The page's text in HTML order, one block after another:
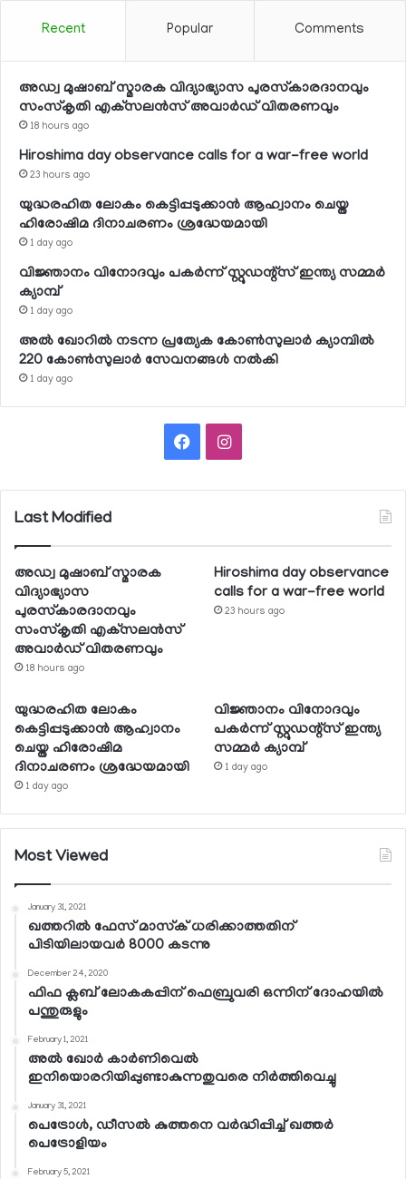
Recent Popular Comments
അഡ്വ മുഷാബ് സ്മാരക വിദ്യാഭ്യാസ പുരസ്‌കാരദാനവും
സംസ്‌കൃതി എക്‌സലന്‍സ് അവാര്‍ഡ് വിതരണവും
18 hours ago
Hiroshima day observance calls for a war-free world
23 hours ago
യുദ്ധരഹിത ലോകം കെട്ടിപ്പടുക്കാന്‍ ആഹ്വാനം ചെയ്ത
ഹിരോഷിമ ദിനാചരണം ശ്രദ്ധേയമായി
1 day ago
വിജ്ഞാനം വിനോദവും പകര്‍ന്ന് സ്റ്റുഡന്റ്‌സ് ഇന്ത്യ സമ്മര്‍
ക്യാമ്പ്
1 day ago
അല്‍ ഖോറില്‍ നടന്ന പ്രത്യേക കോണ്‍സുലാര്‍ ക്യാമ്പില്‍
220 കോണ്‍സുലാര്‍ സേവനങ്ങള്‍ നല്‍കി
1 day ago
FacebookInstagram
Last Modified
അഡ്വ മുഷാബ് സ്മാരക
വിദ്യാഭ്യാസ
പുരസ്‌കാരദാനവും
സംസ്‌കൃതി എക്‌സലന്‍സ്
അവാര്‍ഡ് വിതരണവും
18 hours ago
Hiroshima day observance
calls for a war-free world
23 hours ago
യുദ്ധരഹിത ലോകം
കെട്ടിപ്പടുക്കാന്‍ ആഹ്വാനം
ചെയ്ത ഹിരോഷിമ
ദിനാചരണം ശ്രദ്ധേയമായി
1 day ago
വിജ്ഞാനം വിനോദവും
പകര്‍ന്ന് സ്റ്റുഡന്റ്‌സ് ഇന്ത്യ
സമ്മര്‍ ക്യാമ്പ്
1 day ago
Most Viewed
January 31, 2021
ഖത്തറില്‍ ഫേസ് മാസ്‌ക് ധരിക്കാത്തതിന്
പിടിയിലായവര്‍ 8000 കടന്നു
December 24, 2020
ഫിഫ ക്ലബ് ലോകകപ്പിന് ഫെബ്രുവരി ഒന്നിന് ദോഹയില്‍
പന്തുരുളും
February 1, 2021
അല്‍ ഖോര്‍ കാര്‍ണിവെല്‍
ഇനിയൊരറിയിപ്പുണ്ടാകുന്നതുവരെ നിര്‍ത്തിവെച്ചു
January 31, 2021
പെട്രോള്‍, ഡീസല്‍ കുത്തനെ വര്‍ദ്ധിപ്പിച്ച് ഖത്തര്‍
പെട്രോളിയം
February 5, 2021